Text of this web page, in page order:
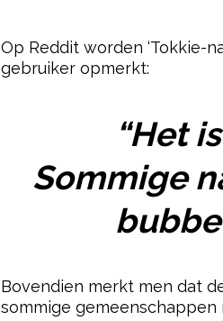
Op Reddit worden ‘Tokkie-
gebruiker opmerkt:
“Het
Sommige
Bovendien merkt men dat
sommige gemeenschappen